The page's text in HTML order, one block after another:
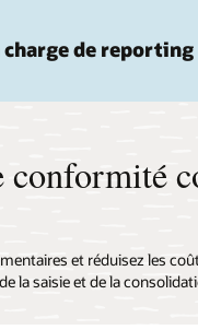
de
et réduisez les
saisie et de la